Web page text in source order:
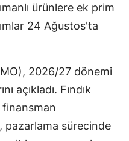
ürünlere ek prim
24 Ağustos'ta
2026/27 dönemi
açıkladı. Fındık
pazarlama sürecinde